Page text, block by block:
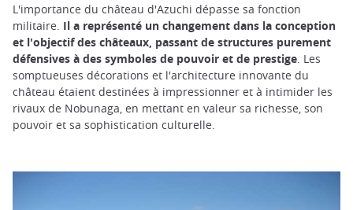
L'importance du château d'Azuchi dépasse sa fonction
militaire. Il a représenté un changement dans la conception
et l'objectif des châteaux, passant de structures purement
défensives à des symboles de pouvoir et de prestige . Les
somptueuses décorations et l'architecture innovante du
château étaient destinées à impressionner et à intimider les
rivaux de Nobunaga, en mettant en valeur sa richesse, son
pouvoir et sa sophistication culturelle.